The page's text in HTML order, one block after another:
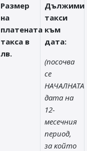
Размер
на
платената
такса в
лв.
Дължими
такси
към
дата:
(посочва
се
НАЧАЛНАТА
дата на
12-
месечния
период,
за който